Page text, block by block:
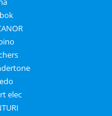
elec